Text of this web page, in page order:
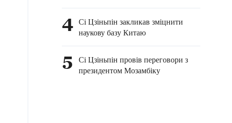
4 Сі Цзіньпін закликав зміцнити
наукову базу Китаю
5
Сі Цзіньпін провів переговори з
президентом Мозамбіку